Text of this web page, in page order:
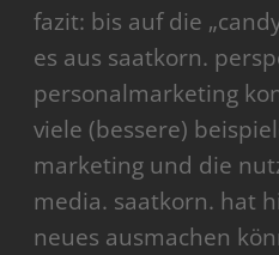
fazit: bis auf die
es aus saatkorn.
personalmarketing
viele (bessere)
marketing und die
media. saatkorn. hat
neues ausmachen